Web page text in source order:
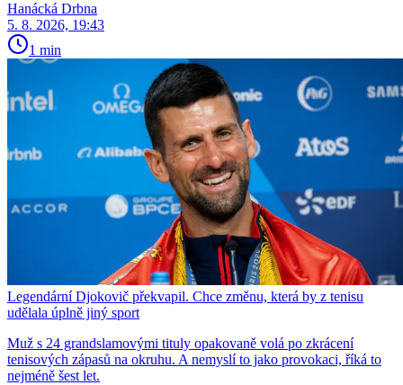
Hanácká Drbna
5. 8. 2026, 19:43
1 min
Legendární Djokovič překvapil. Chce změnu, která by z tenisu
udělala úplně jiný sport
Muž s 24 grandslamovými tituly opakovaně volá po zkrácení
tenisových zápasů na okruhu. A nemyslí to jako provokaci, říká to
nejméně šest let.